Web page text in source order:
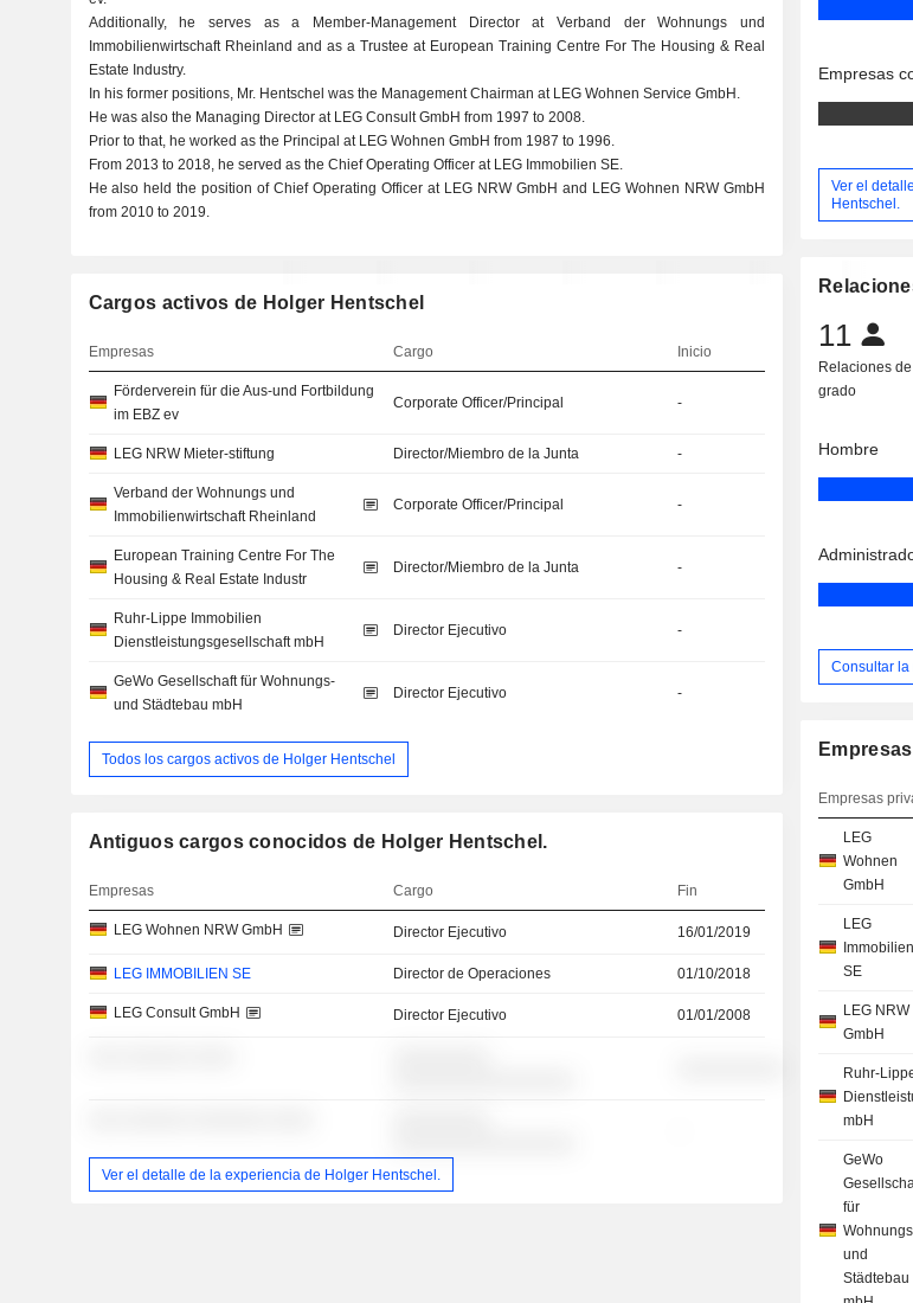
Additionally, he serves as a Member-Management Director at Verband der Wohnungs und
Immobilienwirtschaft Rheinland and as a Trustee at European Training Centre For The Housing & Real
Estate Industry.
In his former positions, Mr. Hentschel was the Management Chairman at LEG Wohnen Service GmbH.
He was also the Managing Director at LEG Consult GmbH from 1997 to 2008.
Prior to that, he worked as the Principal at LEG Wohnen GmbH from 1987 to 1996.
From 2013 to 2018, he served as the Chief Operating Officer at LEG Immobilien SE.
He also held the position of Chief Operating Officer at LEG NRW GmbH and LEG Wohnen NRW GmbH
from 2010 to 2019.
Cargos activos de Holger Hentschel
Empresas Cargo Inicio
Förderverein für die Aus-und Fortbildung
im EBZ ev
Corporate Officer/Principal -
LEG NRW Mieter-stiftung Director/Miembro de la Junta -
Verband der Wohnungs und
Immobilienwirtschaft Rheinland
Corporate Officer/Principal -
European Training Centre For The
Housing & Real Estate Industr
Director/Miembro de la Junta -
Ruhr-Lippe Immobilien
Dienstleistungsgesellschaft mbH
Director Ejecutivo -
GeWo Gesellschaft für Wohnungs-
und Städtebau mbH
Director Ejecutivo -
Todos los cargos activos de Holger Hentschel
Antiguos cargos conocidos de Holger Hentschel.
Empresas Cargo Fin
LEG Wohnen NRW GmbH Director Ejecutivo 16/01/2019
LEG IMMOBILIEN SE Director de Operaciones 01/10/2018
LEG Consult GmbH Director Ejecutivo 01/01/2008
Ver el detalle de la experiencia de Holger Hentschel.
Empresas
Ver el
Hentschel.
11
Relaciones
grado
Hombre
Consultar la
Empresas
LEG
Wohnen
GmbH
LEG
Immobilien
SE
LEG NRW
GmbH
Ruhr-
mbH
GeWo
für
und
Städtebau